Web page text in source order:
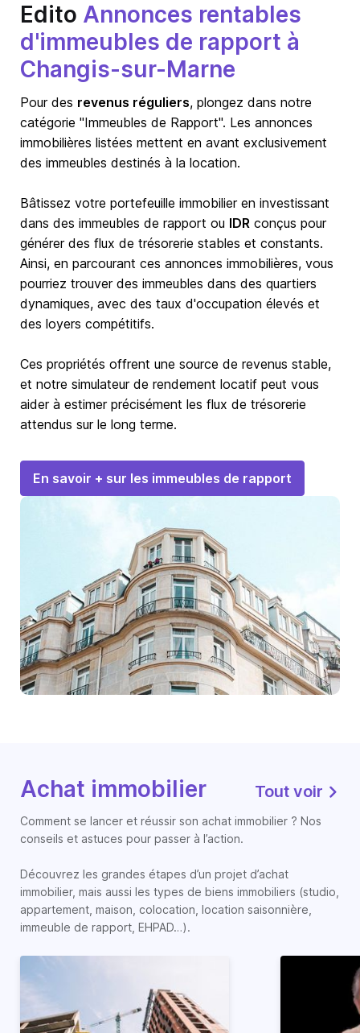
Edito Annonces rentables
d'immeubles de rapport à
Changis-sur-Marne
Pour des revenus réguliers, plongez dans notre
catégorie "Immeubles de Rapport". Les annonces
immobilières listées mettent en avant exclusivement
des immeubles destinés à la location.
Bâtissez votre portefeuille immobilier en investissant
dans des immeubles de rapport ou IDR conçus pour
générer des flux de trésorerie stables et constants.
Ainsi, en parcourant ces annonces immobilières, vous
pourriez trouver des immeubles dans des quartiers
dynamiques, avec des taux d'occupation élevés et
des loyers compétitifs.
Ces propriétés offrent une source de revenus stable,
et notre simulateur de rendement locatif peut vous
aider à estimer précisément les flux de trésorerie
attendus sur le long terme.
En savoir + sur les immeubles de rapport
Achat immobilier Tout voir
Comment se lancer et réussir son achat immobilier ? Nos
conseils et astuces pour passer à l’action.
Découvrez les grandes étapes d’un projet d’achat
immobilier, mais aussi les types de biens immobiliers (studio,
appartement, maison, colocation, location saisonnière,
immeuble de rapport, EHPAD…).